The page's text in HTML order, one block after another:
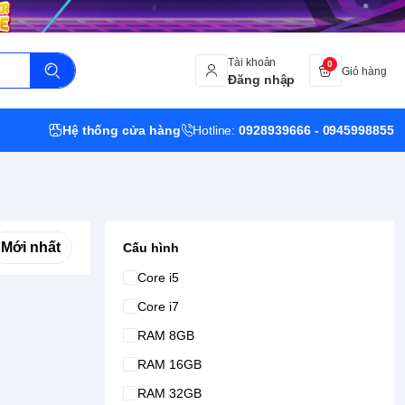
Tài khoản
Đăng nhập
0
Giỏ hàng
Hệ thống cửa hàng Hotline:0928939666 - 0945998855
Mới nhất Cấu hình
Core i5
Core i7
RAM 8GB
RAM 16GB
RAM 32GB